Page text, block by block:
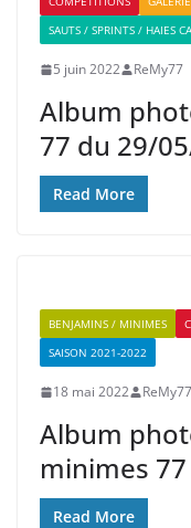
SAUTS / SPRINTS / HAIES
5 juin 2022 ReMy77
Album
77 du 29/
Read More
BENJAMINS / MINIMES
SAISON 2021-2022
18 mai 2022 ReMy77
Album
minimes
Read More